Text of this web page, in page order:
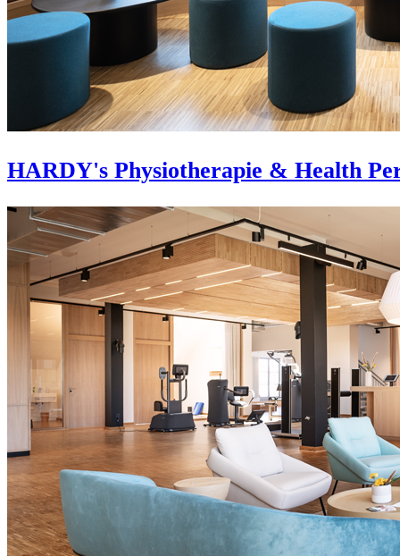
HARDY's Physiotherapie & Health